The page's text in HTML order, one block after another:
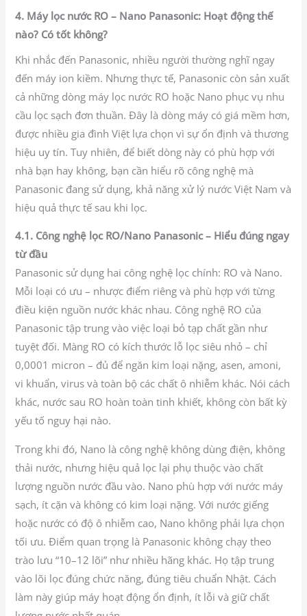
4. Máy lọc nước RO – Nano Panasonic: Hoạt động thế
nào? Có tốt không?
Khi nhắc đến Panasonic, nhiều người thường nghĩ ngay
đến máy ion kiềm. Nhưng thực tế, Panasonic còn sản xuất
cả những dòng máy lọc nước RO hoặc Nano phục vụ nhu
cầu lọc sạch đơn thuần. Đây là dòng máy có giá mềm hơn,
được nhiều gia đình Việt lựa chọn vì sự ổn định và thương
hiệu uy tín. Tuy nhiên, để biết dòng này có phù hợp với
nhà bạn hay không, bạn cần hiểu rõ công nghệ mà
Panasonic đang sử dụng, khả năng xử lý nước Việt Nam và
hiệu quả thực tế sau khi lọc.
4.1. Công nghệ lọc RO/Nano Panasonic – Hiểu đúng ngay
từ đầu
Panasonic sử dụng hai công nghệ lọc chính: RO và Nano.
Mỗi loại có ưu – nhược điểm riêng và phù hợp với từng
điều kiện nguồn nước khác nhau. Công nghệ RO của
Panasonic tập trung vào việc loại bỏ tạp chất gần như
tuyệt đối. Màng RO có kích thước lỗ lọc siêu nhỏ – chỉ
0,0001 micron – đủ để ngăn kim loại nặng, asen, amoni,
vi khuẩn, virus và toàn bộ các chất ô nhiễm khác. Nói cách
khác, nước sau RO hoàn toàn tinh khiết, không còn bất kỳ
yếu tố nguy hại nào.
Trong khi đó, Nano là công nghệ không dùng điện, không
thải nước, nhưng hiệu quả lọc lại phụ thuộc vào chất
lượng nguồn nước đầu vào. Nano phù hợp với nước máy
sạch, ít cặn và không có kim loại nặng. Với nước giếng
hoặc nước có độ ô nhiễm cao, Nano không phải lựa chọn
tối ưu. Điểm quan trọng là Panasonic không chạy theo
trào lưu “10–12 lõi” như nhiều hãng khác. Họ tập trung
vào lõi lọc đúng chức năng, đúng tiêu chuẩn Nhật. Cách
làm này giúp máy hoạt động ổn định, ít lỗi và giữ chất